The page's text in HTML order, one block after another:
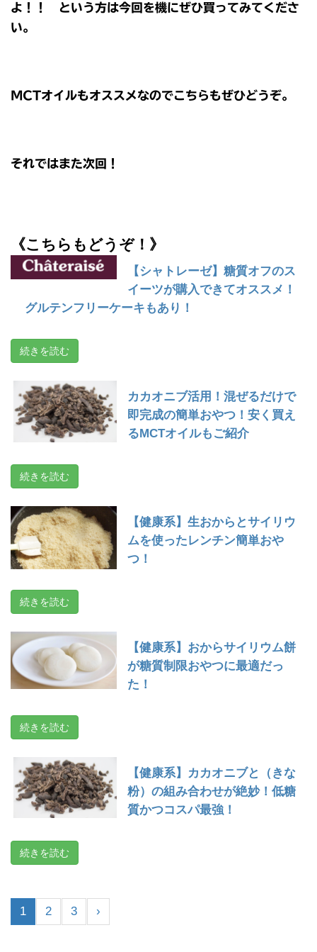
よ！！ という方は今回を機にぜひ買ってみてくださ
い。
MCTオイルもオススメなのでこちらもぜひどうぞ。
それではまた次回！
《こちらもどうぞ！》
【シャトレーゼ】糖質オフのス
イーツが購入できてオススメ！
グルテンフリーケーキもあり！
続きを読む
カカオニブ活用！混ぜるだけで
即完成の簡単おやつ！安く買え
るMCTオイルもご紹介
続きを読む
【健康系】生おからとサイリウ
ムを使ったレンチン簡単おや
つ！
続きを読む
【健康系】おからサイリウム餅
が糖質制限おやつに最適だっ
た！
続きを読む
【健康系】カカオニブと（きな
粉）の組み合わせが絶妙！低糖
質かつコスパ最強！
続きを読む
1 2 3 ›